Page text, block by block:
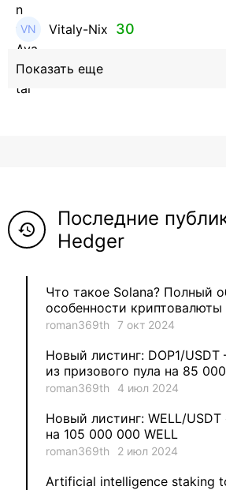
Vitaly-Nix 30
Hanna_Zolo4evskaya
Neftegrad 5
Evgeniy 3
aleksandr-es 2
Jevick 1
history
Последние
Hedger
Что такое Solana? Полный
особенности криптовалюты
roman369th 7 окт 2024
Новый листинг: DOP1/
из призового пула на 85
roman369th 4 июл 2024
Новый листинг: WELL/
на 105 000 000 WELL
roman369th 2 июл 2024
Artificial intelligence staking